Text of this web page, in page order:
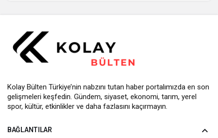
Kolay Bülten Türkiye’nin nabzını tutan haber portalımızda en son
gelişmeleri keşfedin. Gündem, siyaset, ekonomi, tarım, yerel
spor, kültür, etkinlikler ve daha fazlasını kaçırmayın.
BAĞLANTILAR